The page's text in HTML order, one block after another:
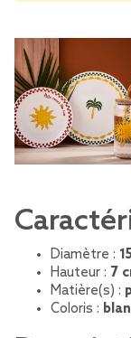
Diamètre :
Hauteur : 7
Matière(s) :
Coloris :